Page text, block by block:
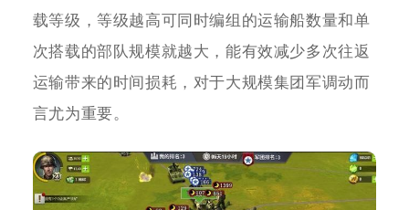
载等级，等级越高可同时编组的运输船数量和单
次搭载的部队规模就越大，能有效减少多次往返
运输带来的时间损耗，对于大规模集团军调动而
言尤为重要。